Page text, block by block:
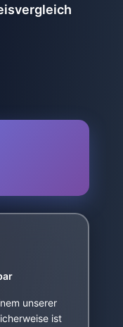
unserer
ist